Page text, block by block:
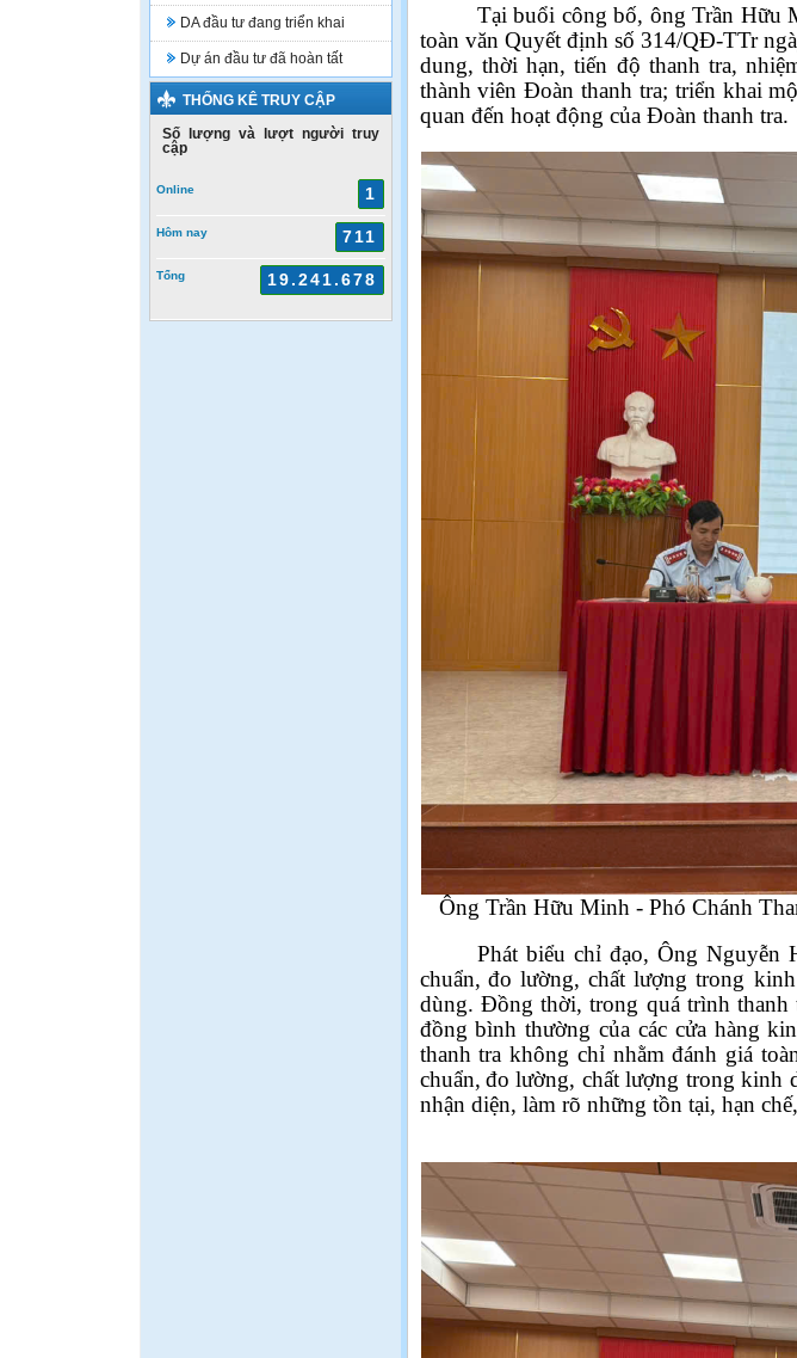
DA đầu tư đang triển khai
Dự án đầu tư đã hoàn tất
THỐNG KÊ TRUY CẬP
Số lượng và lượt người truy
cập
Online 1
Hôm nay 711
Tổng 19.241.678
Tại buổi công bố, ông Trần Hữu
toàn văn Quyết định số 314/QĐ-TTr
dung, thời hạn, tiến độ thanh tra,
thành viên Đoàn thanh tra; triển khai
quan đến hoạt động của Đoàn thanh tra.
Ông Trần Hữu Minh - Phó Chánh
Phát biểu chỉ đạo, Ông Nguyễn
chuẩn, đo lường, chất lượng trong
dùng. Đồng thời, trong quá trình thanh
đồng bình thường của các cửa hàng
thanh tra không chỉ nhằm đánh giá
chuẩn, đo lường, chất lượng trong kinh
nhận diện, làm rõ những tồn tại, hạn